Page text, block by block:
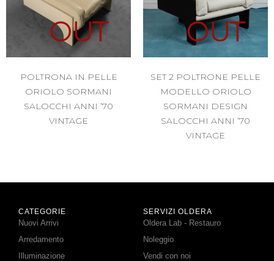
OUT
POLTRONA IN PELLE
ORIOLO SORMANI
SALOCCHI ANNI ’70
VINTAGE
OUT
SET 2 POLTRONE PELLE
MODELLO ORIOLO
SORMANI DESIGN
SALOCCHI ANNI ’70
VINTAGE
CATEGORIE
Nuovi Arrivi
Arredamento
Illuminazione
SERVIZI OLDERA
Oldera Lab - Restauro
Noleggio
Vendi con noi